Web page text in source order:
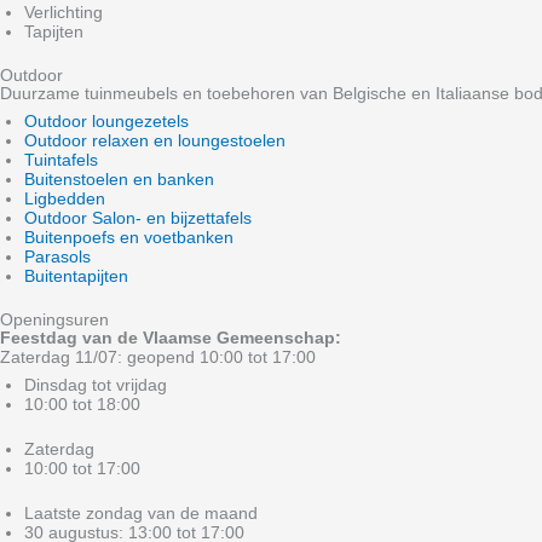
Verlichting
Tapijten
Outdoor
Duurzame tuinmeubels en toebehoren van Belgische en Italiaanse
Outdoor loungezetels
Outdoor relaxen en loungestoelen
Tuintafels
Buitenstoelen en banken
Ligbedden
Outdoor Salon- en bijzettafels
Buitenpoefs en voetbanken
Parasols
Buitentapijten
Openingsuren
Feestdag van de Vlaamse Gemeenschap:
Zaterdag 11/07: geopend 10:00 tot 17:00
Dinsdag tot vrijdag
10:00 tot 18:00
Zaterdag
10:00 tot 17:00
Laatste zondag van de maand
30 augustus: 13:00 tot 17:00